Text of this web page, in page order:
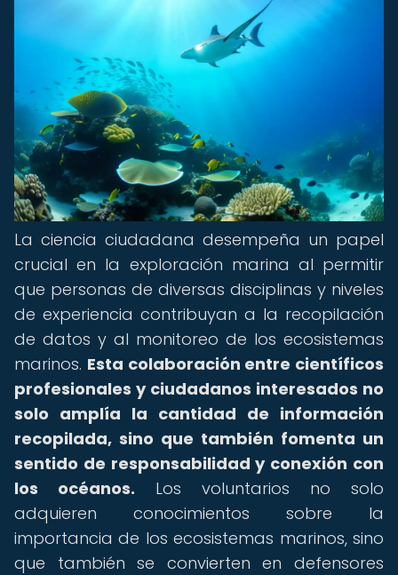
La ciencia ciudadana desempeña un papel
crucial en la exploración marina al permitir
que personas de diversas disciplinas y niveles
de experiencia contribuyan a la recopilación
de datos y al monitoreo de los ecosistemas
marinos. Esta colaboración entre científicos
profesionales y ciudadanos interesados no
solo amplía la cantidad de información
recopilada, sino que también fomenta un
sentido de responsabilidad y conexión con
los océanos. Los voluntarios no solo
adquieren conocimientos sobre la
importancia de los ecosistemas marinos, sino
que también se convierten en defensores